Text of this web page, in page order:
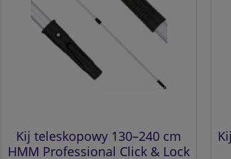
Kij teleskopowy 130–240 cm
HMM Professional Click & Lock